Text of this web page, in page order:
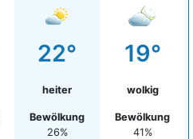
22°
heiter
Bewölkung
26%
19°
wolkig
Bewölkung
41%